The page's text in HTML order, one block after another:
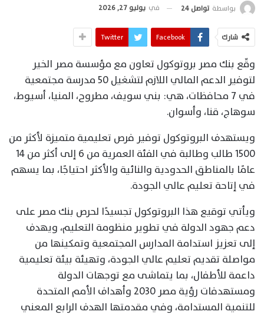
بواسطة تواصل 24 في يوليو 27, 2026
شارك Facebook
Twitter
وقّع بنك مصر بروتوكول تعاون مع مؤسسة مصر الخير
لتوفير الدعم المالي اللازم لتشغيل 50 مدرسة مجتمعية
في 7 محافظات، هي: بني سويف، مطروح، المنيا، أسيوط،
سوهاج، قنا، وأسوان.
ويستهدف البروتوكول توفير فرص تعليمية متميزة لأكثر من
1500 طالب وطالبة في الفئة العمرية من 6 إلى أكثر من 14
عامًا بالمناطق الحدودية والنائية والأكثر احتياجًا، بما يسهم
في إتاحة تعليم عالي الجودة.
ويأتي توقيع هذا البروتوكول تجسيدًا لحرص بنك مصر على
دعم جهود الدولة في تطوير منظومة التعليم، ويهدف
إلى تعزيز استدامة المدارس المجتمعية وتمكينها من
مواصلة تقديم تعليم عالي الجودة، وتهيئة بيئة تعليمية
داعمة للأطفال، بما يتماشى مع توجهات الدولة
ومستهدفات رؤية مصر 2030 وأهداف الأمم المتحدة
للتنمية المستدامة، وفي مقدمتها الهدف الرابع المعني